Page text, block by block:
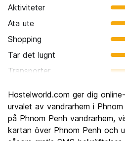
Aktiviteter
Ata ute
Shopping
Tar det lugnt
Transporter
Kultur
Festa
Värde för pengarna
Hostelworld.com ger dig
urvalet av vandrarhem i
på Phnom Penh vandrarhem,
kartan över Phnom Penh och